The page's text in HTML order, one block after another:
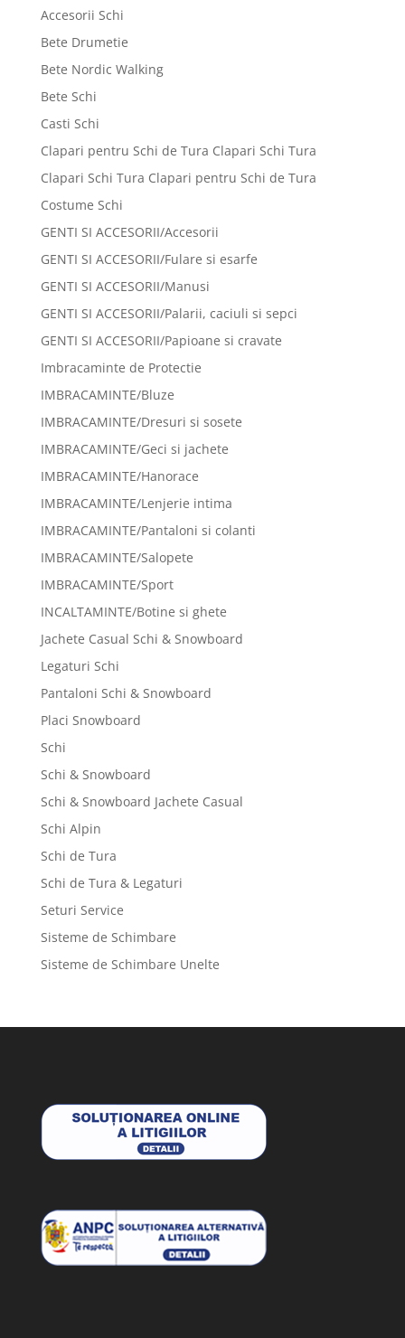
Accesorii Schi
Bete Drumetie
Bete Nordic Walking
Bete Schi
Casti Schi
Clapari pentru Schi de Tura Clapari Schi Tura
Clapari Schi Tura Clapari pentru Schi de Tura
Costume Schi
GENTI SI ACCESORII/Accesorii
GENTI SI ACCESORII/Fulare si esarfe
GENTI SI ACCESORII/Manusi
GENTI SI ACCESORII/Palarii, caciuli si sepci
GENTI SI ACCESORII/Papioane si cravate
Imbracaminte de Protectie
IMBRACAMINTE/Bluze
IMBRACAMINTE/Dresuri si sosete
IMBRACAMINTE/Geci si jachete
IMBRACAMINTE/Hanorace
IMBRACAMINTE/Lenjerie intima
IMBRACAMINTE/Pantaloni si colanti
IMBRACAMINTE/Salopete
IMBRACAMINTE/Sport
INCALTAMINTE/Botine si ghete
Jachete Casual Schi & Snowboard
Legaturi Schi
Pantaloni Schi & Snowboard
Placi Snowboard
Schi
Schi & Snowboard
Schi & Snowboard Jachete Casual
Schi Alpin
Schi de Tura
Schi de Tura & Legaturi
Seturi Service
Sisteme de Schimbare
Sisteme de Schimbare Unelte